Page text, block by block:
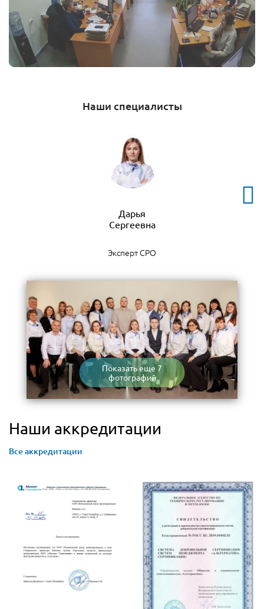
Наши специалисты
Дарья
Сергеевна
Эксперт СРО
Показать еще 7
фотографий
Наши аккредитации
Все аккредитации